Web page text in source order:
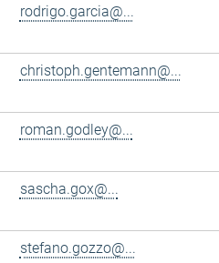
rodrigo.garcia@...
christoph.gentemann@...
roman.godley@...
sascha.gox@...
stefano.gozzo@...